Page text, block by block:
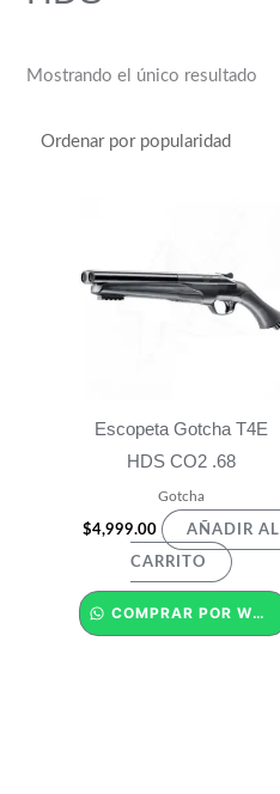
Mostrando el único resultado
Escopeta Gotcha T4E
HDS CO2 .68
Gotcha
$4,999.00 AÑADIR AL
CARRITO
COMPRAR POR WHATSAPP